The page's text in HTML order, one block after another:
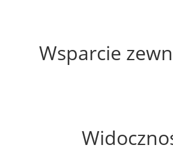
Wsparcie